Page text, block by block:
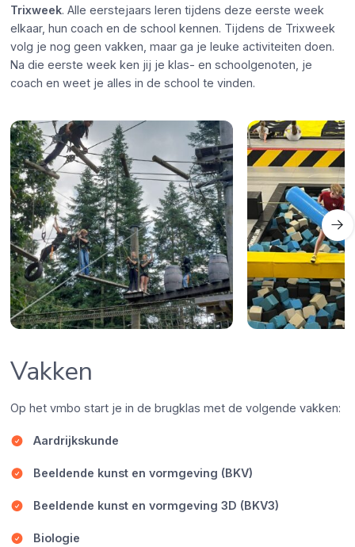
Trixweek. Alle eerstejaars leren tijdens deze eerste week
elkaar, hun coach en de school kennen. Tijdens de Trixweek
volg je nog geen vakken, maar ga je leuke activiteiten doen.
Na die eerste week ken jij je klas- en schoolgenoten, je
coach en weet je alles in de school te vinden.
Vakken
Op het vmbo start je in de brugklas met de volgende vakken:
Aardrijkskunde
Beeldende kunst en vormgeving (BKV)
Beeldende kunst en vormgeving 3D (BKV3)
Biologie